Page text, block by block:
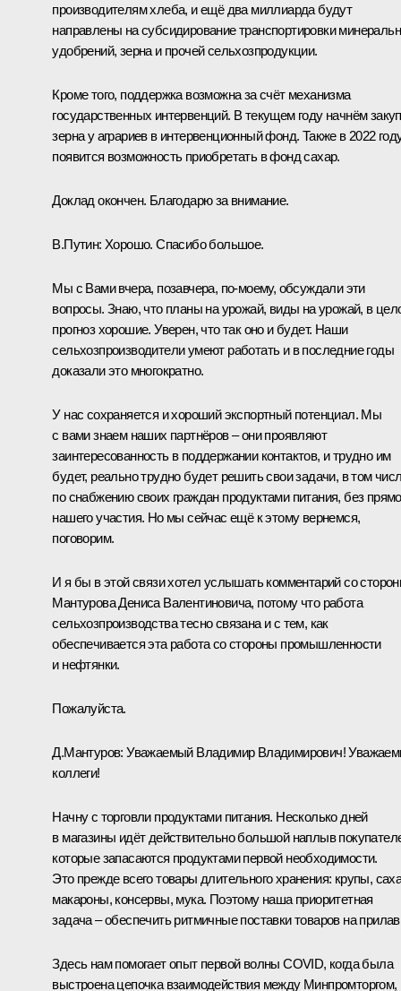
производителям хлеба, и ещё два миллиарда будут
направлены на субсидирование транспортировки
удобрений, зерна и прочей сельхозпродукции.
Кроме того, поддержка возможна за счёт механизма
государственных интервенций. В текущем году начнём
зерна у аграриев в интервенционный фонд. Также в 2022
появится возможность приобретать в фонд сахар.
Доклад окончен. Благодарю за внимание.
В.Путин: Хорошо. Спасибо большое.
Мы с Вами вчера, позавчера, по-моему, обсуждали эти
вопросы. Знаю, что планы на урожай, виды на урожай, в
прогноз хорошие. Уверен, что так оно и будет. Наши
сельхозпроизводители умеют работать и в последние годы
доказали это многократно.
У нас сохраняется и хороший экспортный потенциал. Мы
с вами знаем наших партнёров – они проявляют
заинтересованность в поддержании контактов, и трудно им
будет, реально трудно будет решить свои задачи, в том
по снабжению своих граждан продуктами питания, без
нашего участия. Но мы сейчас ещё к этому вернемся,
поговорим.
И я бы в этой связи хотел услышать комментарий со
Мантурова Дениса Валентиновича, потому что работа
сельхозпроизводства тесно связана и с тем, как
обеспечивается эта работа со стороны промышленности
и нефтянки.
Пожалуйста.
Д.Мантуров:Уважаемый Владимир Владимирович!
коллеги!
Начну с торговли продуктами питания. Несколько дней
в магазины идёт действительно большой наплыв
которые запасаются продуктами первой необходимости.
Это прежде всего товары длительного хранения: крупы,
макароны, консервы, мука. Поэтому наша приоритетная
задача – обеспечить ритмичные поставки товаров на
Здесь нам помогает опыт первой волны COVID, когда была
выстроена цепочка взаимодействия между Минпромторгом,